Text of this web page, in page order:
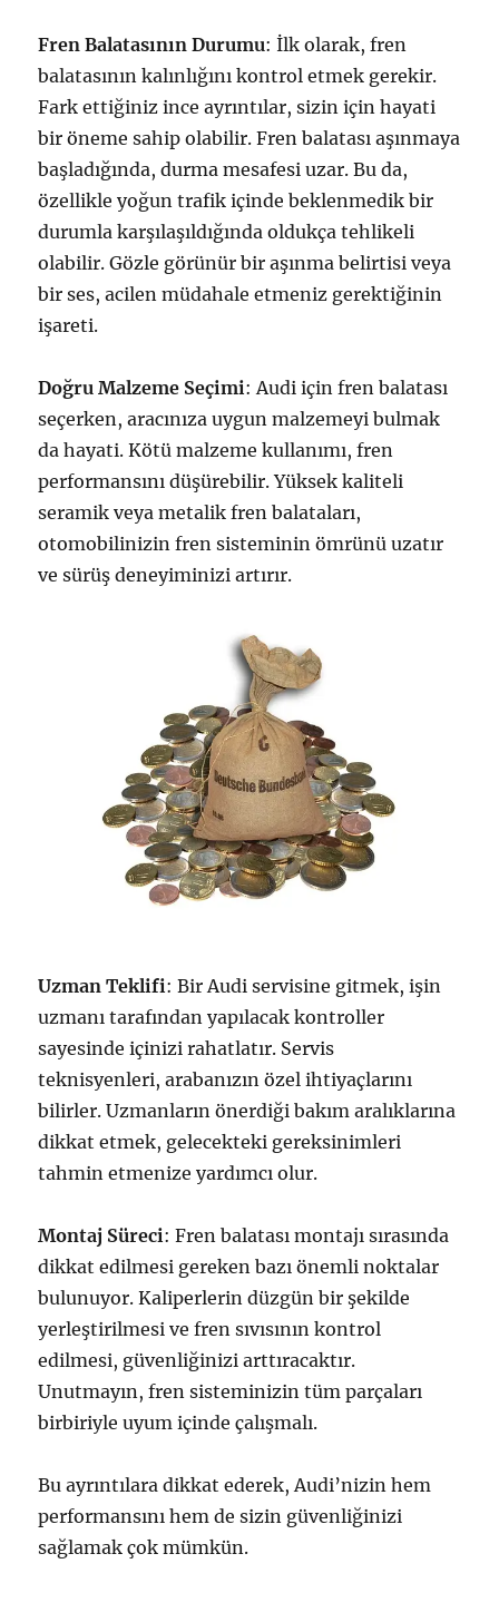
Fren Balatasının Durumu: İlk olarak, fren
balatasının kalınlığını kontrol etmek gerekir.
Fark ettiğiniz ince ayrıntılar, sizin için hayati
bir öneme sahip olabilir. Fren balatası aşınmaya
başladığında, durma mesafesi uzar. Bu da,
özellikle yoğun trafik içinde beklenmedik bir
durumla karşılaşıldığında oldukça tehlikeli
olabilir. Gözle görünür bir aşınma belirtisi veya
bir ses, acilen müdahale etmeniz gerektiğinin
işareti.
Doğru Malzeme Seçimi: Audi için fren balatası
seçerken, aracınıza uygun malzemeyi bulmak
da hayati. Kötü malzeme kullanımı, fren
performansını düşürebilir. Yüksek kaliteli
seramik veya metalik fren balataları,
otomobilinizin fren sisteminin ömrünü uzatır
ve sürüş deneyiminizi artırır.
Uzman Teklifi: Bir Audi servisine gitmek, işin
uzmanı tarafından yapılacak kontroller
sayesinde içinizi rahatlatır. Servis
teknisyenleri, arabanızın özel ihtiyaçlarını
bilirler. Uzmanların önerdiği bakım aralıklarına
dikkat etmek, gelecekteki gereksinimleri
tahmin etmenize yardımcı olur.
Montaj Süreci: Fren balatası montajı sırasında
dikkat edilmesi gereken bazı önemli noktalar
bulunuyor. Kaliperlerin düzgün bir şekilde
yerleştirilmesi ve fren sıvısının kontrol
edilmesi, güvenliğinizi arttıracaktır.
Unutmayın, fren sisteminizin tüm parçaları
birbiriyle uyum içinde çalışmalı.
Bu ayrıntılara dikkat ederek, Audi’nizin hem
performansını hem de sizin güvenliğinizi
sağlamak çok mümkün.